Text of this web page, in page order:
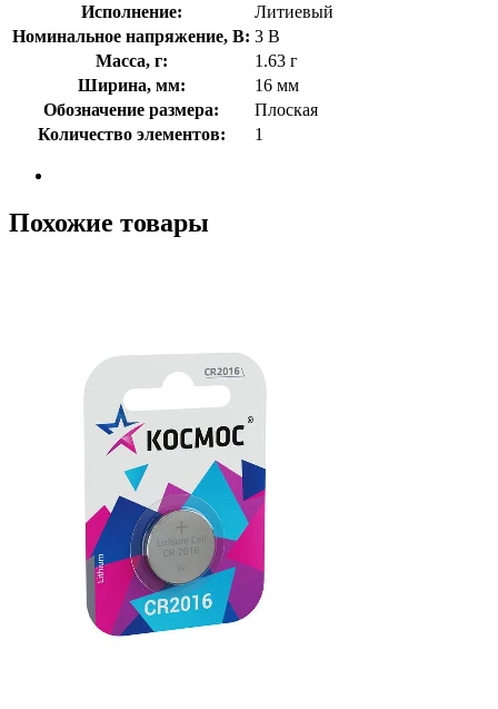
Исполнение:
Литиевый
Номинальное напряжение, В: 3 В
Масса, г:
1.63 г
Ширина, мм:
16 мм
Обозначение размера:
Плоская
Количество элементов:
1
Похожие товары